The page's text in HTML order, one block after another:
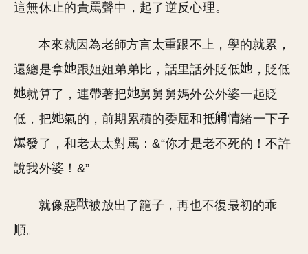
這無休止的責罵聲中，起了逆反心理。
本來就因為老師方言太重跟不上，學的就累，
還總是拿
跟姐姐弟弟比，話里話外貶低
，貶低
就算了，連帶著把
舅舅舅媽外公外婆一起貶
低，把
氣的，前期累積的委屈和抵
緒一下子
發了，和老太太對罵：&“你才是老不死的！不許
說我外婆！&”
就像惡
被放出了籠子，再也不復最初的乖
順。